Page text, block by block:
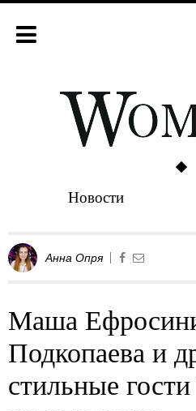
Новости
Анна Опря
Маша
Подкопаева и
стильные